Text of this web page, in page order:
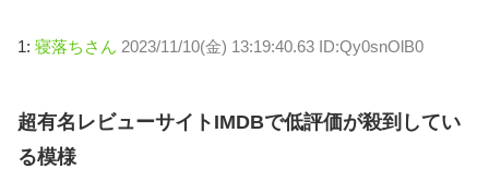
1: 寝落ちさん 2023/11/10(金) 13:19:40.63 ID:Qy0snOlB0
超有名レビューサイトIMDBで低評価が殺到してい
る模様